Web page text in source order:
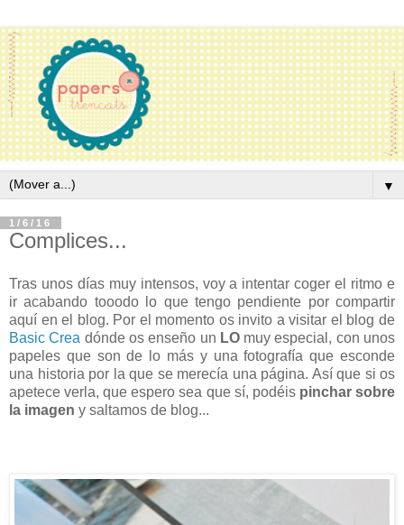
▼
1/6/16
Complices...
Tras unos días muy intensos, voy a intentar coger el ritmo e
ir acabando tooodo lo que tengo pendiente por compartir
aquí en el blog. Por el momento os invito a visitar el blog de
Basic Crea dónde os enseño un LOmuy especial, con unos
papeles que son de lo más y una fotografía que esconde
una historia por la que se merecía una página. Así que si os
apetece verla, que espero sea que sí, podéis pinchar sobre
la imagen y saltamos de blog...